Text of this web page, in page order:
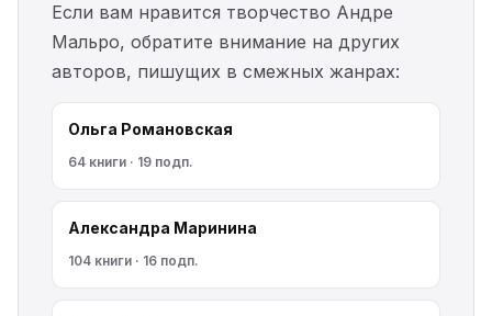
Если вам нравится творчество Андре
Мальро, обратите внимание на других
авторов, пишущих в смежных жанрах:
Ольга Романовская
64 книги · 19 подп.
Александра Маринина
104 книги · 16 подп.